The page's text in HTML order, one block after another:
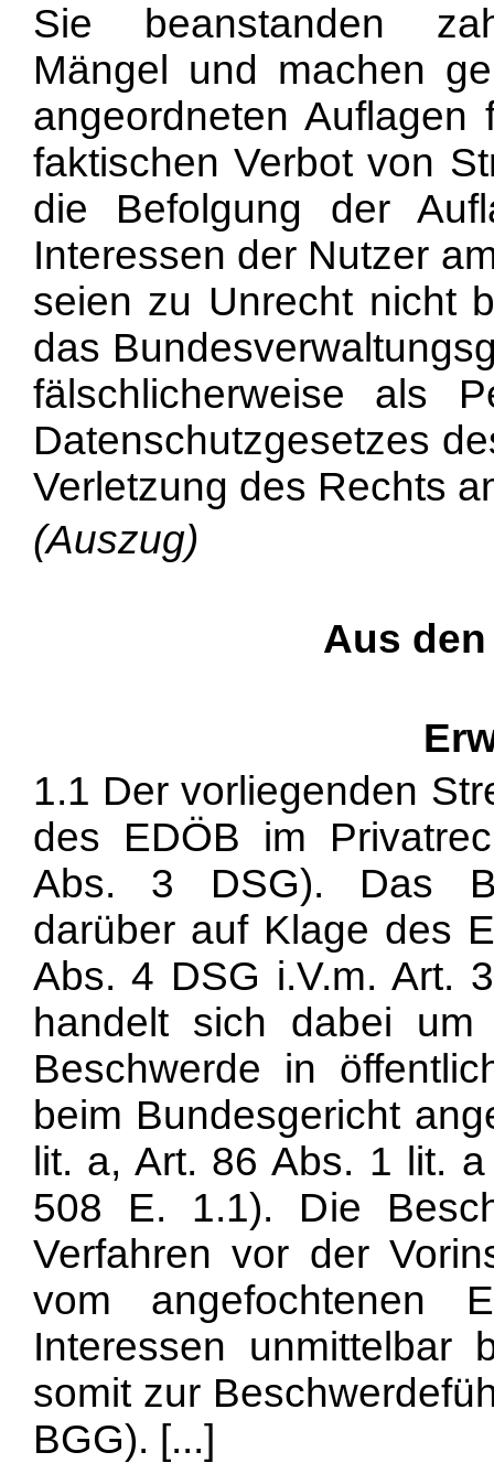
Sie beanstanden
Mängel und machen
angeordneten
faktischen Verbot von
die Befolgung der
Interessen der Nutzer
seien zu Unrecht nicht
das
fälschlicherweise als
Datenschutzgesetzes
Verletzung des Rechts
(Auszug)
Aus
1.1 Der vorliegenden
des EDÖB im
Abs. 3 DSG). Das
darüber auf Klage des
Abs. 4 DSG i.V.m. Art.
handelt sich dabei
Beschwerde in
beim Bundesgericht
lit. a, Art. 86 Abs. 1 lit.
508 E. 1.1). Die
Verfahren vor der
vom angefochtenen
Interessen unmittelbar
somit zur
BGG). [...]